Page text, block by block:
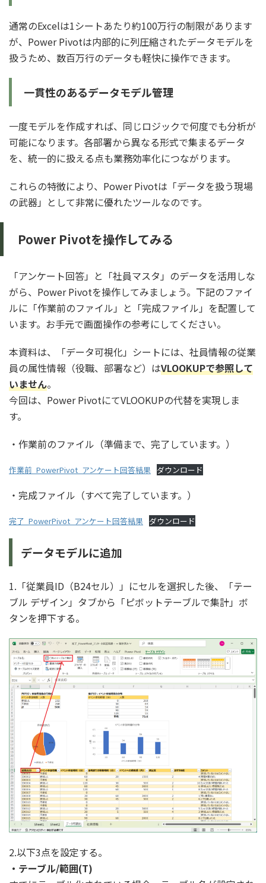
通常のExcelは1シートあたり約100万行の制限があります
が、Power Pivotは内部的に列圧縮されたデータモデルを
扱うため、数百万行のデータも軽快に操作できます。
一貫性のあるデータモデル管理
一度モデルを作成すれば、同じロジックで何度でも分析が
可能になります。各部署から異なる形式で集まるデータ
を、統一的に扱える点も業務効率化につながります。
これらの特徴により、Power Pivotは「データを扱う現場
の武器」として非常に優れたツールなのです。
Power Pivotを操作してみる
「アンケート回答」と「社員マスタ」のデータを活用しな
がら、Power Pivotを操作してみましょう。下記のファイ
ルに「作業前のファイル」と「完成ファイル」を配置して
います。お手元で画面操作の参考にしてください。
本資料は、「データ可視化」シートには、社員情報の従業
員の属性情報（役職、部署など）はVLOOKUPで参照して
いません。
今回は、Power PivotにてVLOOKUPの代替を実現しま
す。
・作業前のファイル（準備まで、完了しています。）
作業前_PowerPivot_アンケート回答結果 ダウンロード
・完成ファイル（すべて完了しています。）
完了_PowerPivot_アンケート回答結果 ダウンロード
データモデルに追加
1.「従業員ID（B24セル）」にセルを選択した後、「テー
ブル デザイン」タブから「ピボットテーブルで集計」ボ
タンを押下する。
2.以下3点を設定する。
・テーブル/範囲(T)